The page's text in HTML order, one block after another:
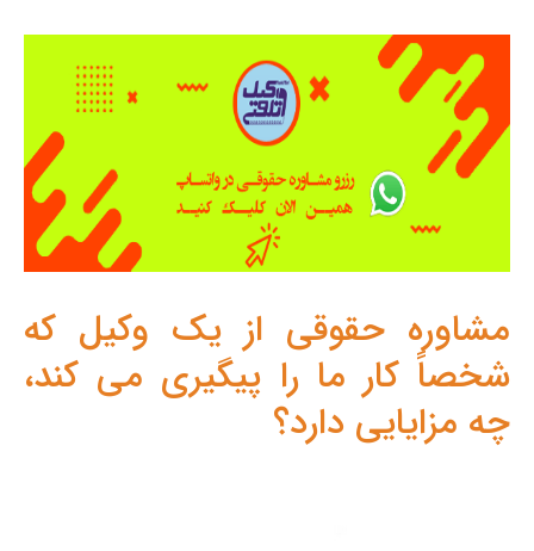
مشاوره حقوقی از یک وکیل که
شخصاً کار ما را پیگیری می کند،
چه مزایایی دارد؟